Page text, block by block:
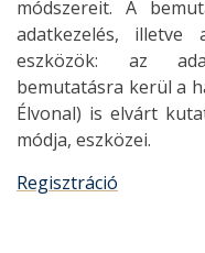
módszereit. A
adatkezelés,
eszközök: az
bemutatásra kerül a
Élvonal) is elvárt
módja, eszközei.
Regisztráció